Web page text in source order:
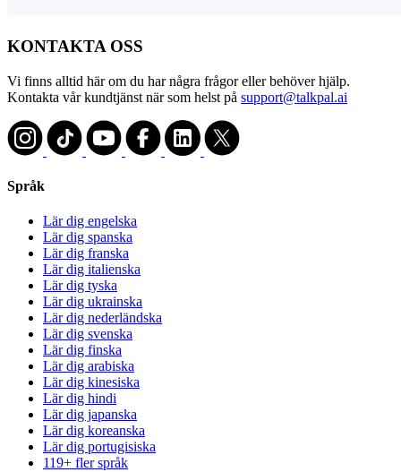
KONTAKTA OSS
Vi finns alltid här om du har några frågor eller behöver hjälp.
Kontakta vår kundtjänst när som helst på support@talkpal.ai
Språk
Lär dig engelska
Lär dig spanska
Lär dig franska
Lär dig italienska
Lär dig tyska
Lär dig ukrainska
Lär dig nederländska
Lär dig svenska
Lär dig finska
Lär dig arabiska
Lär dig kinesiska
Lär dig hindi
Lär dig japanska
Lär dig koreanska
Lär dig portugisiska
119+ fler språk